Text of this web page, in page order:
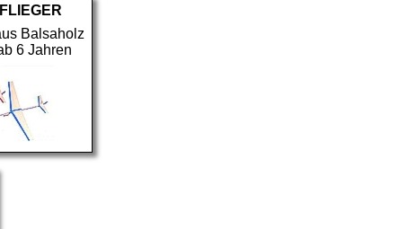
Balsaholz
6 Jahren